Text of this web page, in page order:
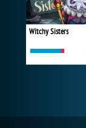
Witchy Sisters